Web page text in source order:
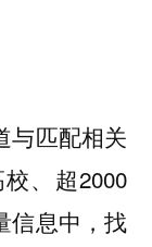
与匹配相关
、超2000
信息中，找